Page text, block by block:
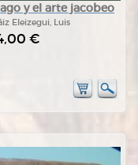
y el arte jacobeo
Eleizegui, Luis
€